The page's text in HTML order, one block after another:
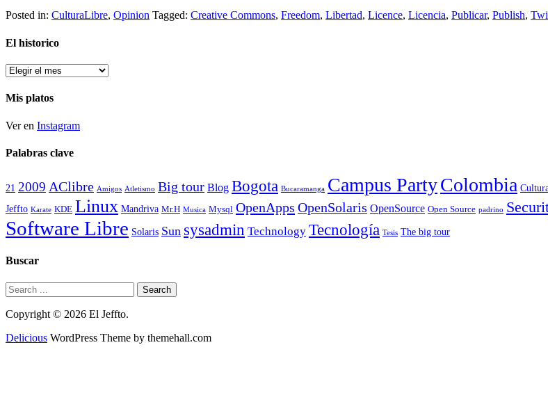
Posted in: CulturaLibre, Opinion Tagged: Creative Commons, Freedom, Libertad, Licence, Licencia, Publicar, Publish,
El historico
El
Mis platos
Ver en Instagram
Palabras clave
21 2009 AClibre Amigos Atletismo Big tour Blog Bogota Bucaramanga Campus PartyColombia
Jeffto Karate KDE Linux Mandriva Mr.H Musica Mysql OpenApps OpenSolaris OpenSource Open Source padrino
Software Libre Solaris Sun sysadmin Technology Tecnología Tesis The big tour
Buscar
Copyright © 2026 El Jeffto.
Delicious WordPress Theme by themehall.com